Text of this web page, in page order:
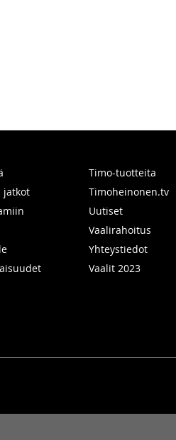
jatkot
Timo-tuotteita
Timoheinonen.tv
Uutiset
Vaalirahoitus
Yhteystiedot
Vaalit 2023